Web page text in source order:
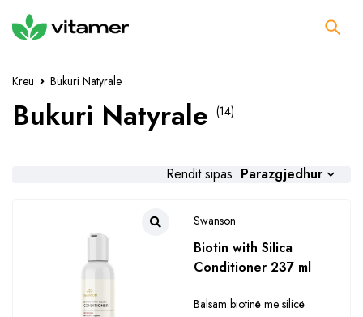
Kreu Bukuri Natyrale
Bukuri Natyrale (14)
Rendit sipas Parazgjedhur
Swanson
Biotin with Silica
Conditioner 237 ml
Balsam biotinë me silicë